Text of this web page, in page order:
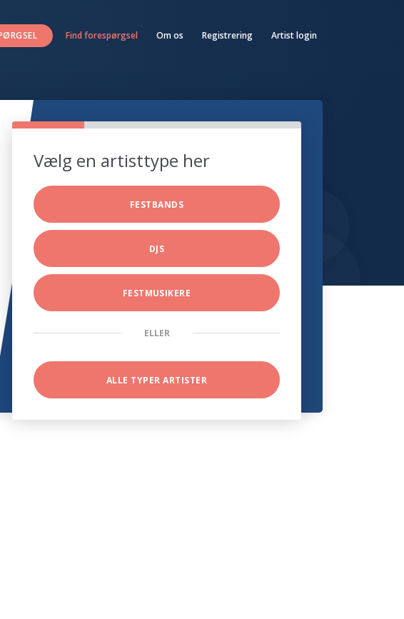
Find forespørgsel Om os Registrering Artist login
Vælg en artisttype her
FESTBANDS
DJS
FESTMUSIKERE
ELLER
ALLE TYPER ARTISTER